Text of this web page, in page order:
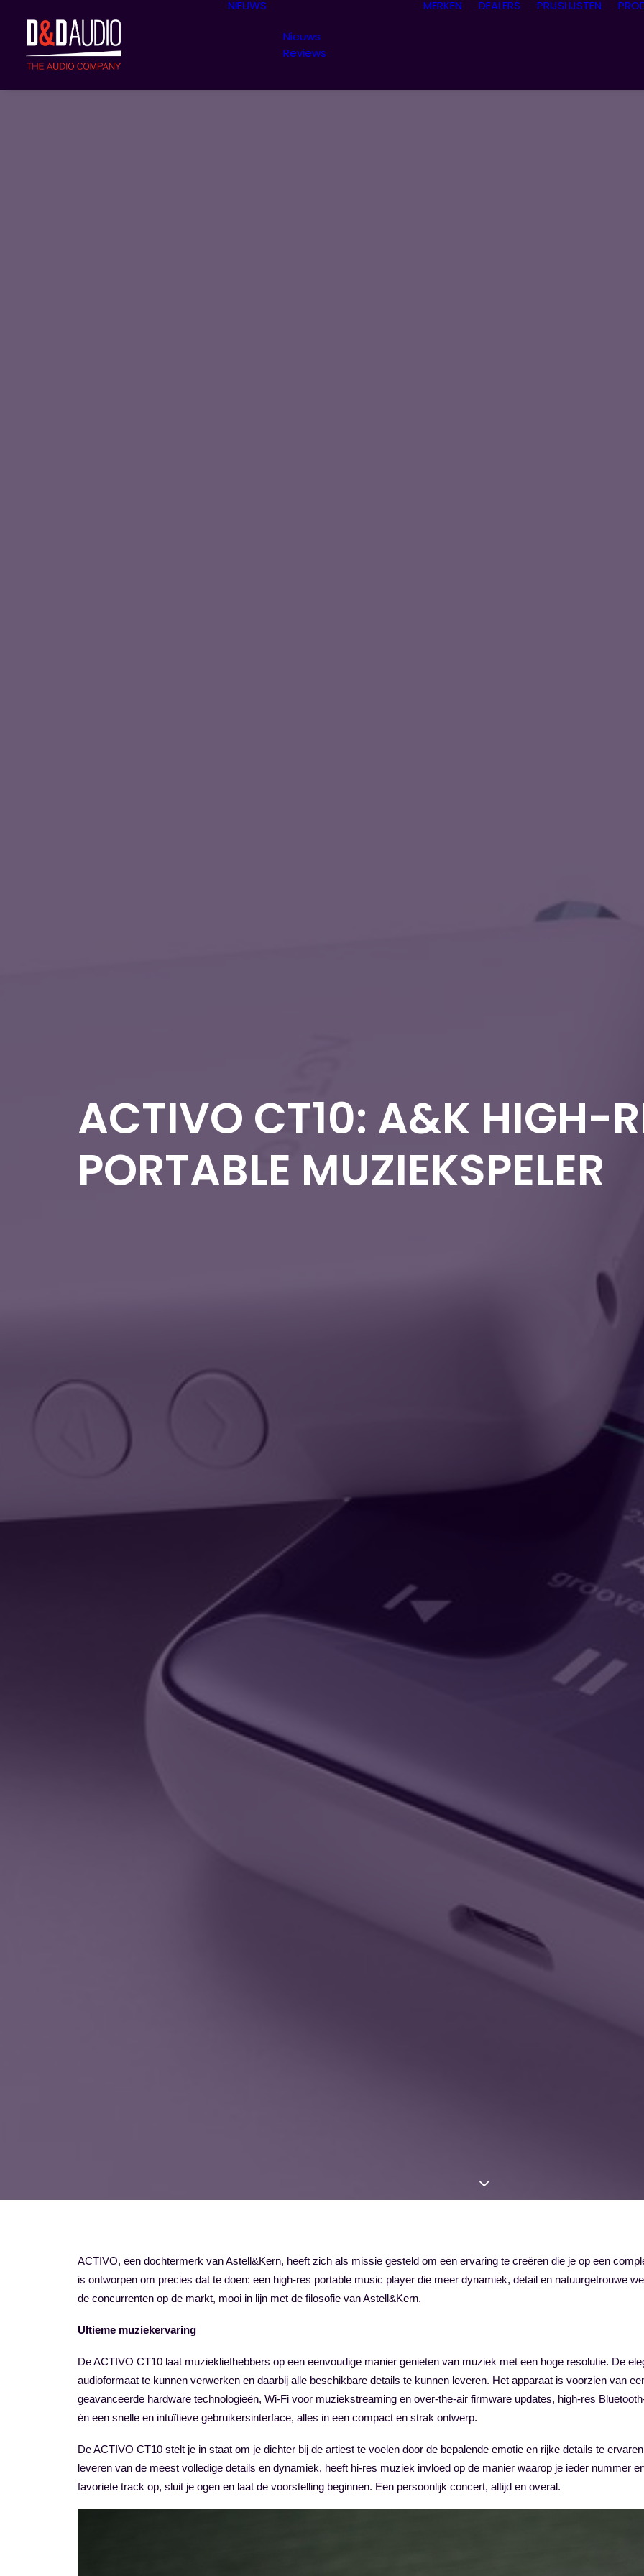
NIEUWS
Nieuws
Reviews
MERKEN DEALERS PRIJSLIJSTEN
ACTIVO CT10: A&K HIGH-
PORTABLE MUZIEKSPELER
ACTIVO, een dochtermerk van Astell&Kern, heeft zich als missie gesteld om een ervaring te creëren die je op een
is ontworpen om precies dat te doen: een high-res portable music player die meer dynamiek, detail en natuurgetrouwe
de concurrenten op de markt, mooi in lijn met de filosofie van Astell&Kern.
Ultieme muziekervaring
De ACTIVO CT10 laat muziekliefhebbers op een eenvoudige manier genieten van muziek met een hoge resolutie. De
audioformaat te kunnen verwerken en daarbij alle beschikbare details te kunnen leveren. Het apparaat is voorzien van
geavanceerde hardware technologieën, Wi-Fi voor muziekstreaming en over-the-air firmware updates, high-res
én een snelle en intuïtieve gebruikersinterface, alles in een compact en strak ontwerp.
De ACTIVO CT10 stelt je in staat om je dichter bij de artiest te voelen door de bepalende emotie en rijke details te
leveren van de meest volledige details en dynamiek, heeft hi-res muziek invloed op de manier waarop je ieder nummer
favoriete track op, sluit je ogen en laat de voorstelling beginnen. Een persoonlijk concert, altijd en overal.